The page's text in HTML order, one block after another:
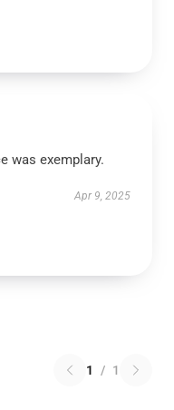
was exemplary.
Apr 9, 2025
1 / 1